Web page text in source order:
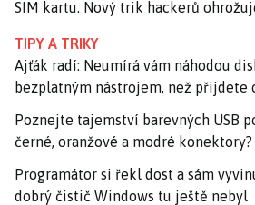
SIM kartu. Nový trik hackerů
TIPY A TRIKY
Ajťák radí: Neumírá vám náhodou
bezplatným nástrojem, než přijdete
Poznejte tajemství barevných USB
černé, oranžové a modré konektory?
Programátor si řekl dost a sám
dobrý čistič Windows tu ještě nebyl